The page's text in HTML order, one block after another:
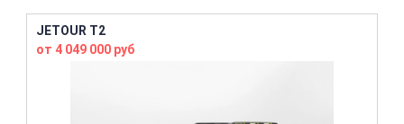
JETOUR T2
от 4 049 000 руб